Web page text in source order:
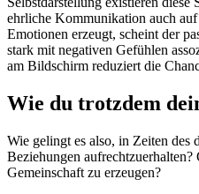
ehrliche Kommunikation auch
Emotionen erzeugt, scheint der
stark mit negativen Gefühlen
am Bildschirm reduziert die
Wie du trotzdem
Wie gelingt es also, in Zeiten des
Beziehungen
Gemeinschaft zu erzeugen?